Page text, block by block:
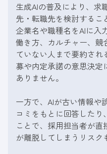
生成AIの普及により、求
先・転職先を検討するこ
企業名や職種名をAIに入
働き方、カルチャー、競
ていない人まで要約され
募や内定承諾の意思決定
ありません。
一方で、AIが古い情報や
コミをもとに回答したり
ことで、採用担当者が
が離脱してしまうリスク